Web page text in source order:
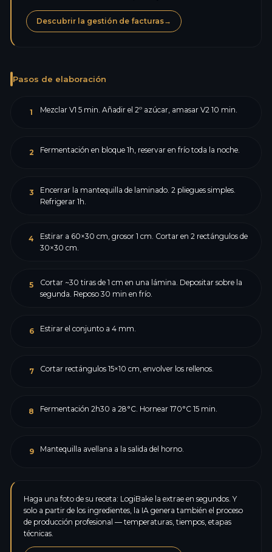
Descubrir la gestión de facturas→
Pasos de elaboración
1 Mezclar V1 5 min. Añadir el 2º azúcar, amasar V2 10 min.
2 Fermentación en bloque 1h, reservar en frío toda la noche.
3
Encerrar la mantequilla de laminado. 2 pliegues simples.
Refrigerar 1h.
4
Estirar a 60×30 cm, grosor 1 cm. Cortar en 2 rectángulos de
30×30 cm.
5
Cortar ~30 tiras de 1 cm en una lámina. Depositar sobre la
segunda. Reposo 30 min en frío.
6 Estirar el conjunto a 4 mm.
7 Cortar rectángulos 15×10 cm, envolver los rellenos.
8 Fermentación 2h30 a 28°C. Hornear 170°C 15 min.
9 Mantequilla avellana a la salida del horno.
Haga una foto de su receta: LogiBake la extrae en segundos. Y
solo a partir de los ingredientes, la IA genera también el proceso
de producción profesional — temperaturas, tiempos, etapas
técnicas.